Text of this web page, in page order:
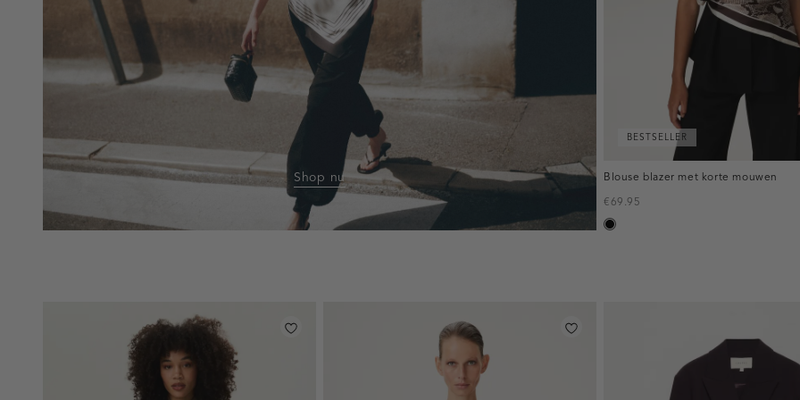
Shop nu
BESTSELLER
Blouse blazer met korte mouwen
€69.95
zwart